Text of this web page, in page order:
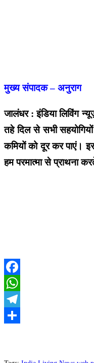
मुख्य संपादक – अनुराग
जालंधर : इंडिया लिविंग
तहे दिल से सभी
कमियों को दूर कर पाएं।
हम परमात्मा से प्राथना
Facebook
WhatsApp
Telegram